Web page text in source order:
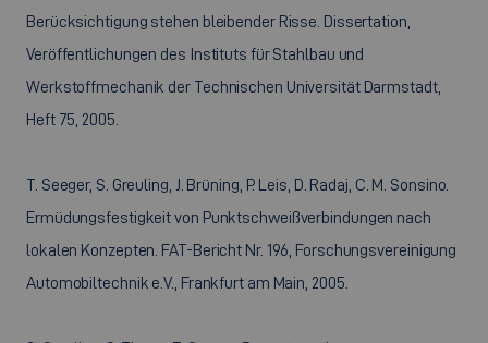
Berücksichtigung stehen bleibender Risse. Dissertation,
Veröffentlichungen des Instituts für Stahlbau und
Werkstoffmechanik der Technischen Universität Darmstadt,
Heft 75, 2005.
T. Seeger, S. Greuling, J. Brüning, P. Leis, D. Radaj, C. M. Sonsino.
Ermüdungsfestigkeit von Punktschweißverbindungen nach
lokalen Konzepten. FAT-Bericht Nr. 196, Forschungsvereinigung
Automobiltechnik e.V., Frankfurt am Main, 2005.